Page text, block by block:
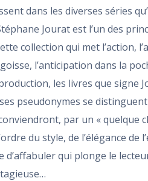
dans les diverses séries
Jourat est l’un des
collection qui met l’action,
l’anticipation dans la
les livres que signe
pseudonymes se
par un « quelque
du style, de l’élégance de
d’affabuler qui plonge le